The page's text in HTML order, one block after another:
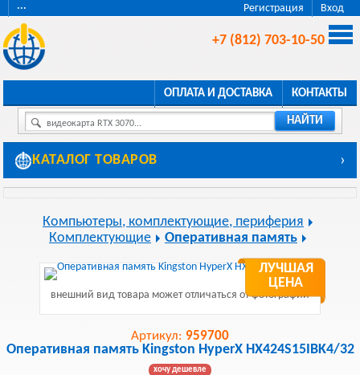
Регистрация Вход
···
+7 (812) 703-10-50
ОПЛАТА И ДОСТАВКА КОНТАКТЫ
видеокарта RTX 3070... НАЙТИ
КАТАЛОГ ТОВАРОВ ›
Компьютеры, комплектующие, периферия
Комплектующие
Оперативная память
ЛУЧШАЯ
ЦЕНА
внешний вид товара может отличаться от фотографии
Артикул: 959700
Оперативная память Kingston HyperX HX424S15IBK4/32
хочу дешевле